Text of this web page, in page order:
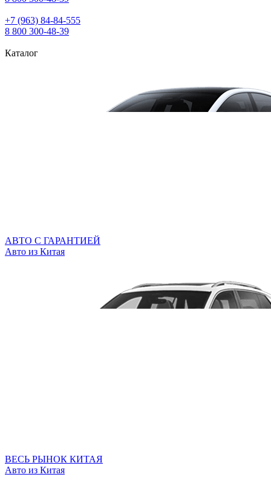
+7 (963) 84‑84‑555
8 800 300‑48‑39
Каталог
АВТО С ГАРАНТИЕЙ
Авто из Китая
ВЕСЬ РЫНОК КИТАЯ
Авто из Китая